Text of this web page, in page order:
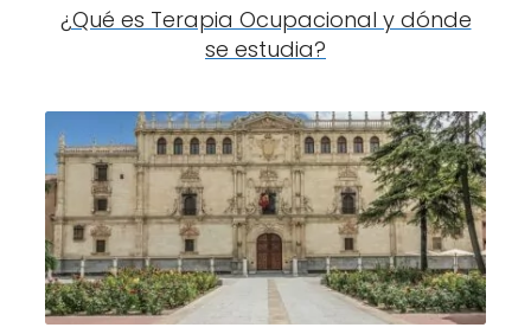
¿Qué es Terapia Ocupacional y dónde
se estudia?